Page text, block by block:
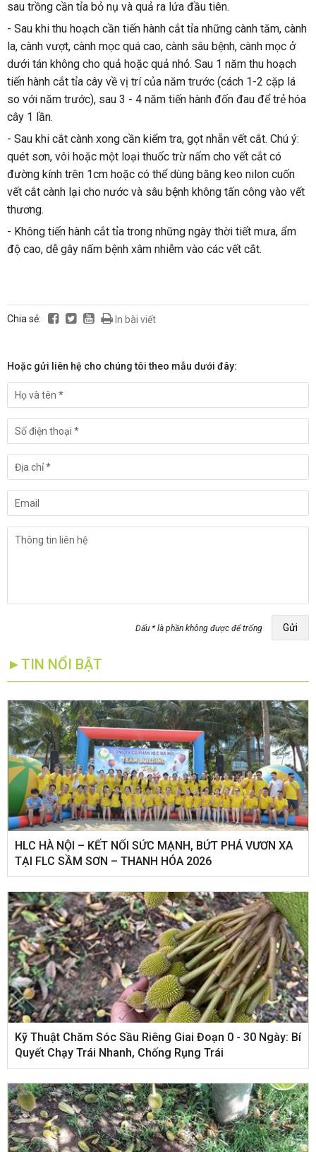
sau trồng cần tỉa bỏ nụ và quả ra lứa đầu tiên.
- Sau khi thu hoạch cần tiến hành cắt tỉa những cành tăm, cành
la, cành vượt, cành mọc quá cao, cành sâu bệnh, cành mọc ở
dưới tán không cho quả hoặc quả nhỏ. Sau 1 năm thu hoạch
tiến hành cắt tỉa cây về vị trí của năm trước (cách 1-2 cặp lá
so với năm trước), sau 3 - 4 năm tiến hành đốn đau để trẻ hóa
cây 1 lần.
- Sau khi cắt cành xong cần kiểm tra, gọt nhẵn vết cắt. Chú ý:
quét sơn, vôi hoặc một loại thuốc trừ nấm cho vết cắt có
đường kính trên 1cm hoặc có thể dùng băng keo nilon cuốn
vết cắt cành lại cho nước và sâu bệnh không tấn công vào vết
thương.
- Không tiến hành cắt tỉa trong những ngày thời tiết mưa, ẩm
độ cao, dễ gây nấm bệnh xâm nhiễm vào các vết cắt.
Chia sẻ: In bài viết
Hoặc gửi liên hệ cho chúng tôi theo mẫu dưới đây:
Dấu * là phần không được để trống Gửi
►TIN NỔI BẬT
HLC HÀ NỘI – KẾT NỐI SỨC MẠNH, BỨT PHÁ VƯƠN XA
TẠI FLC SẦM SƠN – THANH HÓA 2026
Kỹ Thuật Chăm Sóc Sầu Riêng Giai Đoạn 0 - 30 Ngày: Bí
Quyết Chạy Trái Nhanh, Chống Rụng Trái